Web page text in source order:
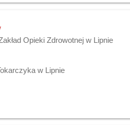
Opieki Zdrowotnej w Lipnie
w Lipnie